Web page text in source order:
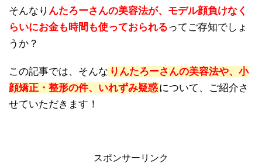
そんなり んたろーさんの美容法が、モデル顔負けなく
らいにお金も時間も使っておられるってご存知でしょ
うか？
この記事では、そんな りんたろーさんの美容法や、小
顔矯正・整形の件、いれずみ疑惑について、ご紹介さ
せていただきます！
スポンサーリンク